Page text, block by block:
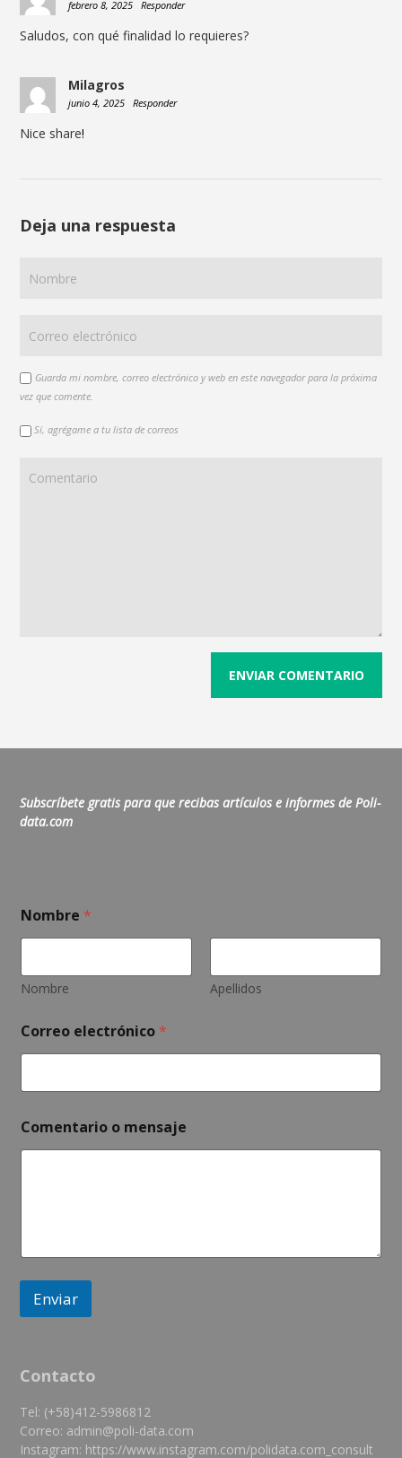
febrero 8, 2025 Responder
Saludos, con qué finalidad lo requieres?
Milagros
junio 4, 2025 Responder
Nice share!
Deja una respuesta
Guarda mi nombre, correo electrónico y web en este navegador para la próxima
vez que comente.
Sí, agrégame a tu lista de correos
Subscríbete gratis para que recibas artículos e informes de Poli-
data.com
e
l
c
t
ó
n
i
o
e
s
Nombre *
Nombre Apellidos
Correo electrónico *
Comentario o mensaje
Enviar
Contacto
Tel: (+58)412-5986812
Correo: admin@poli-data.com
Instagram: https://www.instagram.com/polidata.com_consult